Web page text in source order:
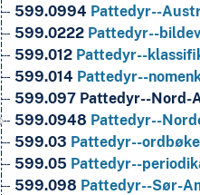
599.0994 Pattedyr--
599.0222 Pattedyr--
599.012 Pattedyr--
599.014 Pattedyr--
599.097 Pattedyr--Nord-
599.0948 Pattedyr--
599.03 Pattedyr--
599.05 Pattedyr--
599.098 Pattedyr--Sør-